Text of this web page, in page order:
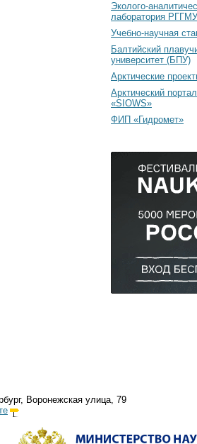
Эколого-
лаборатория РГГМУ
Учебно-научная
Балтийский
университет (БПУ)
Арктические
Арктический портал
«SIOWS»
ФИП «Гидромет»
Воронежская улица, 79